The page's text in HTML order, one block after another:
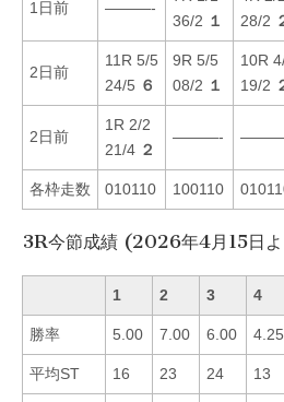
1日前 ———-
36/2 １
28/2
2日前
11R 5/5
24/5 ６
9R 5/5
08/2 １
10R
19/2
2日前
1R 2/2
21/4 ２
———-
各枠走数 010110 100110
3R今節成績 (2026年4月15日
1 2 3 4
勝率 5.00 7.00 6.00 4.25
平均ST 16 23 24 13